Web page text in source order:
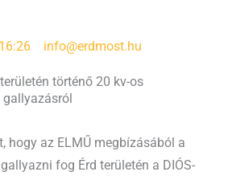
info@erdmost.hu
történő 20 kv-os
hogy az ELMŰ megbízásából a
fog Érd területén a DIÓS-